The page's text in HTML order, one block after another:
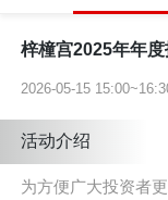
梓橦宫2025年年
2026-05-15
活动介绍
为方便广大投资者